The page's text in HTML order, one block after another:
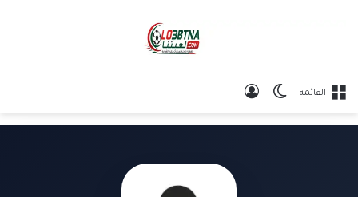
القائمة الوضع المظلم